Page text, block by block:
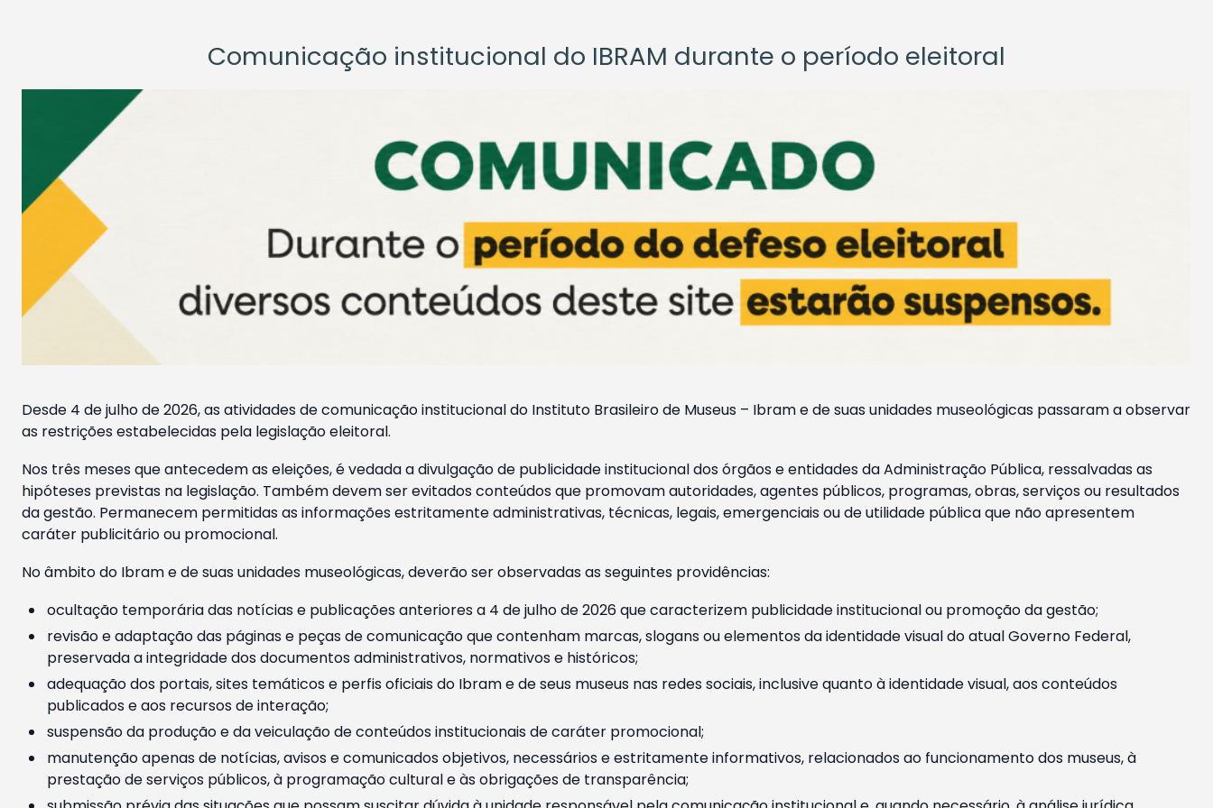
Comunicação institucional do IBRAM durante o período eleitoral
Desde 4 de julho de 2026, as atividades de comunicação institucional do Instituto Brasileiro de Museus – Ibram e de suas unidades museológicas passaram a observar
as restrições estabelecidas pela legislação eleitoral.
Nos três meses que antecedem as eleições, é vedada a divulgação de publicidade institucional dos órgãos e entidades da Administração Pública, ressalvadas as
hipóteses previstas na legislação. Também devem ser evitados conteúdos que promovam autoridades, agentes públicos, programas, obras, serviços ou resultados
da gestão. Permanecem permitidas as informações estritamente administrativas, técnicas, legais, emergenciais ou de utilidade pública que não apresentem
caráter publicitário ou promocional.
No âmbito do Ibram e de suas unidades museológicas, deverão ser observadas as seguintes providências:
ocultação temporária das notícias e publicações anteriores a 4 de julho de 2026 que caracterizem publicidade institucional ou promoção da gestão;
revisão e adaptação das páginas e peças de comunicação que contenham marcas, slogans ou elementos da identidade visual do atual Governo Federal,
preservada a integridade dos documentos administrativos, normativos e históricos;
adequação dos portais, sites temáticos e perfis oficiais do Ibram e de seus museus nas redes sociais, inclusive quanto à identidade visual, aos conteúdos
publicados e aos recursos de interação;
suspensão da produção e da veiculação de conteúdos institucionais de caráter promocional;
manutenção apenas de notícias, avisos e comunicados objetivos, necessários e estritamente informativos, relacionados ao funcionamento dos museus, à
prestação de serviços públicos, à programação cultural e às obrigações de transparência;